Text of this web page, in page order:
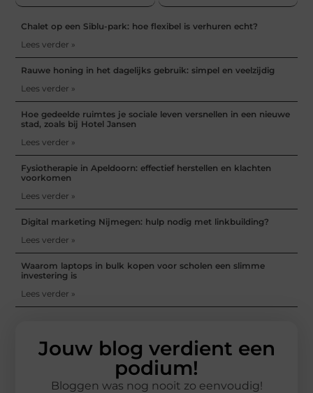
Chalet op een Siblu-park: hoe flexibel is verhuren echt?
Lees verder »
Rauwe honing in het dagelijks gebruik: simpel en veelzijdig
Lees verder »
Hoe gedeelde ruimtes je sociale leven versnellen in een nieuwe
stad, zoals bij Hotel Jansen
Lees verder »
Fysiotherapie in Apeldoorn: effectief herstellen en klachten
voorkomen
Lees verder »
Digital marketing Nijmegen: hulp nodig met linkbuilding?
Lees verder »
Waarom laptops in bulk kopen voor scholen een slimme
investering is
Lees verder »
Jouw blog verdient een
podium!
Bloggen was nog nooit zo eenvoudig!